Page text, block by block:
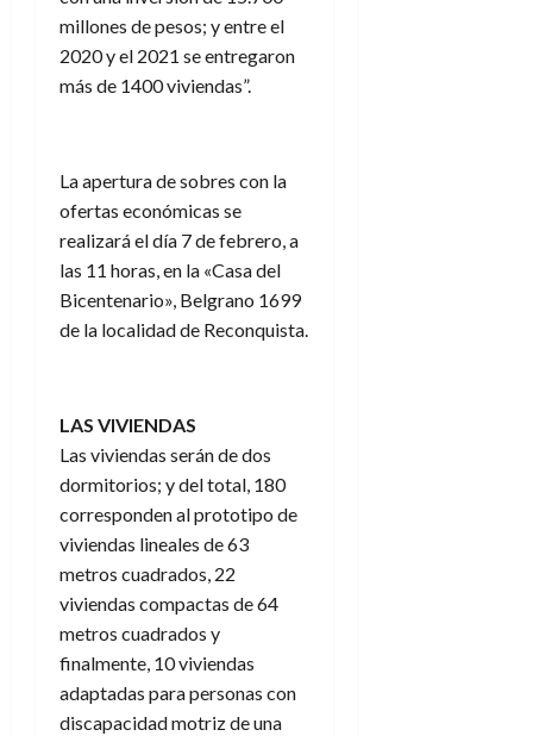
millones de pesos; y entre el
2020 y el 2021 se entregaron
más de 1400 viviendas”.
La apertura de sobres con la
ofertas económicas se
realizará el día 7 de febrero, a
las 11 horas, en la «Casa del
Bicentenario», Belgrano 1699
de la localidad de Reconquista.
LAS VIVIENDAS
Las viviendas serán de dos
dormitorios; y del total, 180
corresponden al prototipo de
viviendas lineales de 63
metros cuadrados, 22
viviendas compactas de 64
metros cuadrados y
finalmente, 10 viviendas
adaptadas para personas con
discapacidad motriz de una